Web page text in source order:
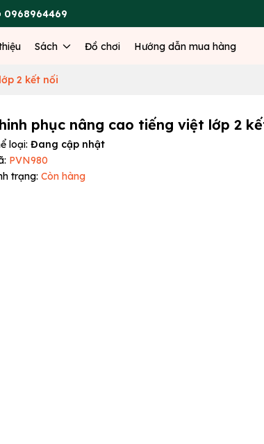
0968964469
Sách Đồ chơi Hướng dẫn mua hàng
2 kết nối
phục nâng cao tiếng việt lớp 2
loại: Đang cập nhật
PVN980
trạng: Còn hàng